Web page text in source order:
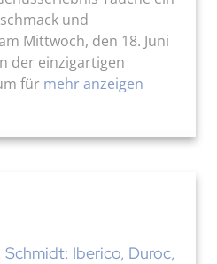
und
Mittwoch, den 18. Juni
der einzigartigen
für mehr anzeigen
Schmidt: Iberico, Duroc,